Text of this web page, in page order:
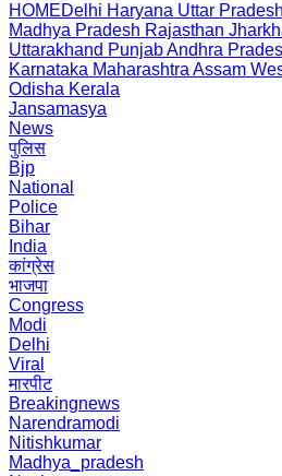
HOMEDelhi Haryana Uttar Pradesh
Madhya Pradesh Rajasthan
Uttarakhand PunjabAndhra
Karnataka Maharashtra Assam
Odisha Kerala
Jansamasya
News
पुलिस
Bjp
National
Police
Bihar
India
कांग्रेस
भाजपा
Congress
Modi
Delhi
Viral
मारपीट
Breakingnews
Narendramodi
Nitishkumar
Madhya_pradesh